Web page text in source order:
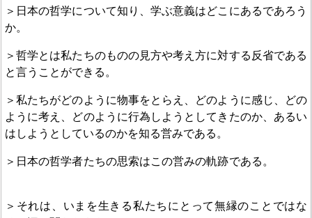
＞日本の哲学について知り、学ぶ意義はどこにあるであろう
か。
＞哲学とは私たちのものの見方や考え方に対する反省である
と言うことができる。
＞私たちがどのように物事をとらえ、どのように感じ、どの
ように考え、どのように行為しようとしてきたのか、あるい
はしようとしているのかを知る営みである。
＞日本の哲学者たちの思索はこの営みの軌跡である。
＞それは、いまを生きる私たちにとって無縁のことではな